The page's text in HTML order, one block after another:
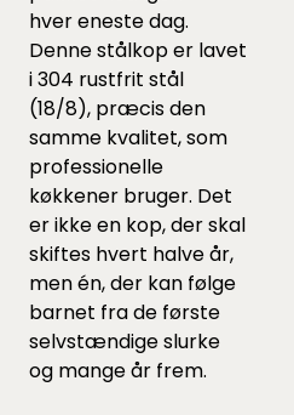
hver eneste dag.
Denne stålkop er lavet
i 304 rustfrit stål
(18/8), præcis den
samme kvalitet, som
professionelle
køkkener bruger. Det
er ikke en kop, der skal
skiftes hvert halve år,
men én, der kan følge
barnet fra de første
selvstændige slurke
og mange år frem.